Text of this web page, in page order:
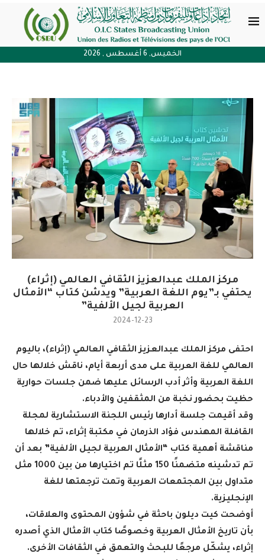
الخميس, 6 أغسطس , 2026
مركز الملك عبدالعزيز الثقافي العالمي (إثراء)
يحتفي بـ”يوم اللغة العربية” ويدشن كتاب “الأمثال
العربية لجيل الألفية”
2024-12-23
احتفى مركز الملك عبدالعزيز الثقافي العالمي (إثراء)، باليوم
العالمي للغة العربية على مدى أربعة أيام، ناقش خلالها حال
اللغة العربية وأثر أدب الرسائل عليها ضمن جلسات حوارية
حظيت بحضور نخبة من المثقفين والأدباء.
وقد أقيمت جلسة أدارها رئيس اللجنة الاستشارية لمجلة
القافلة المهندس فؤاد الذرمان في مكتبة إثراء، تم خلالها
مناقشة أهمية كتاب “الأمثال العربية لجيل الألفية” بعد أن
تم تدشينه متضمنًا 150 مثلًا تم اختيارها من بين 1000 مثل
متداول بين المجتمعات العربية وتمت ترجمتها للغة
الإنجليزية.
أوضحت كيت ديلون باحثة في شؤون المحتوى والعلاقات،
بأن تاريخ الأمثال العربية وخصوصًا كتاب الأمثال الذي أصدره
إثراء، يشكّل مرجعًا للبحث والتعمق في الثقافات الأخرى.